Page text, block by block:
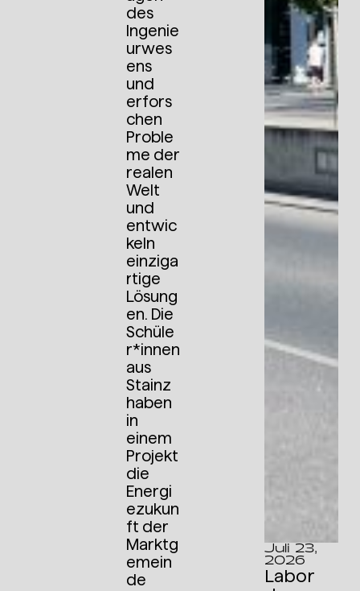
des
Ingenie
urwes
ens
und
erfors
chen
Proble
me der
realen
Welt
und
entwic
keln
einziga
rtige
Lösung
en. Die
Schüle
r*innen
aus
Stainz
haben
in
einem
Projekt
die
Energi
ezukun
ft der
Marktg
emein
de
Juli 23,
2026
Labor